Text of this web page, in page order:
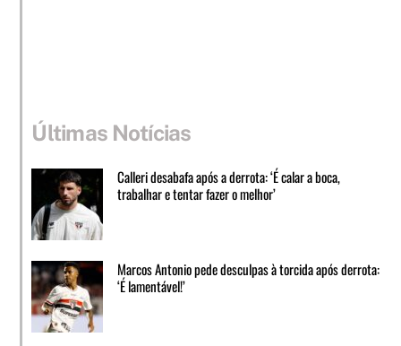
Últimas Notícias
Calleri desabafa após a derrota: ‘É calar a boca,
trabalhar e tentar fazer o melhor’
Marcos Antonio pede desculpas à torcida após derrota:
‘É lamentável!’